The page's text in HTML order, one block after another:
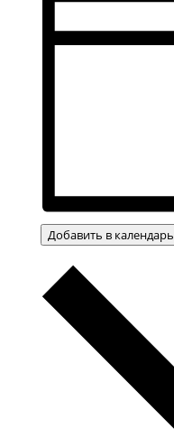
Добавить в календарь